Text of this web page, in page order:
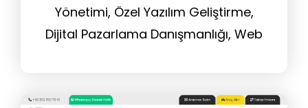
Yönetimi, Özel Yazılım Geliştirme,
Dijital Pazarlama Danışmanlığı, Web